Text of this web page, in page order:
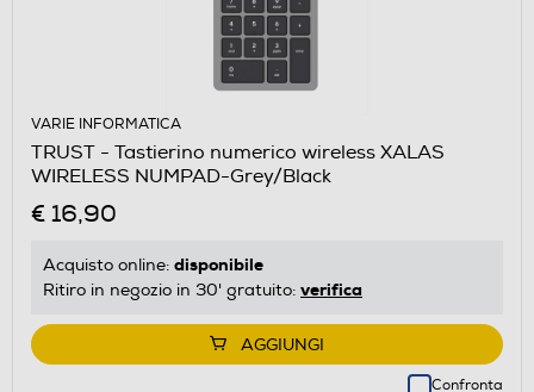
VARIE INFORMATICA
TRUST - Tastierino numerico wireless XALAS
WIRELESS NUMPAD-Grey/Black
€ 16,90
Acquisto online: disponibile
Ritiro in negozio in 30' gratuito: verifica
AGGIUNGI
Confronta